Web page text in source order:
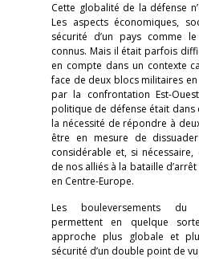
Cette globalité de la défense
Les aspects économiques,
sécurité d’un pays comme
connus. Mais il était parfois
en compte dans un contexte
face de deux blocs militaires
par la confrontation Est-
politique de défense était dans
la nécessité de répondre à
être en mesure de
considérable et, si
de nos alliés à la bataille
en Centre-Europe.
Les bouleversements du
permettent en quelque
approche plus globale et
sécurité d’un double point de